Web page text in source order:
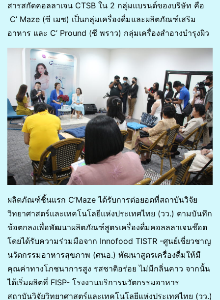
สารสกัดคอลลาเจน CTSB ใน 2 กลุ่มแบรนด์ของบริษัท คือ
C’ Maze (ซี เมซ) เป็นกลุ่มเครื่องดื่มและผลิตภัณฑ์เสริม
อาหาร และ C’ Pround (ซี พราว) กลุ่มเครื่องสำอางบำรุงผิว
ผลิตภัณฑ์ชิ้นแรก C’Maze ได้รับการต่อยอดที่สถาบันวิจัย
วิทยาศาสตร์และเทคโนโลยีแห่งประเทศไทย (วว.) ตามบันทึก
ข้อตกลงเพื่อพัฒนาผลิตภัณฑ์สูตรเครื่องดื่มคอลลลาเจนช๊อต
โดยได้รับความร่วมมือจาก Innofood TISTR -ศูนย์เชี่ยวชาญ
นวัตกรรมอาหารสุขภาพ (ศนอ.) พัฒนาสูตรเครื่องดื่มให้มี
คุณค่าทางโภชนาการสูง รสชาติอร่อย ไม่มีกลิ่นคาว จากนั้น
ได้เริ่มผลิตที่ FISP- โรงงานบริการนวัตกรรมอาหาร
สถาบันวิจัยวิทยาศาสตร์และเทคโนโลยีแห่งประเทศไทย (วว.)